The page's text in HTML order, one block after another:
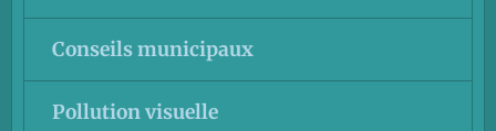
Conseils municipaux
Pollution visuelle